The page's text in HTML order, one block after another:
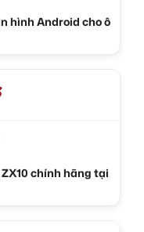
hình Android cho ô
chính hãng tại